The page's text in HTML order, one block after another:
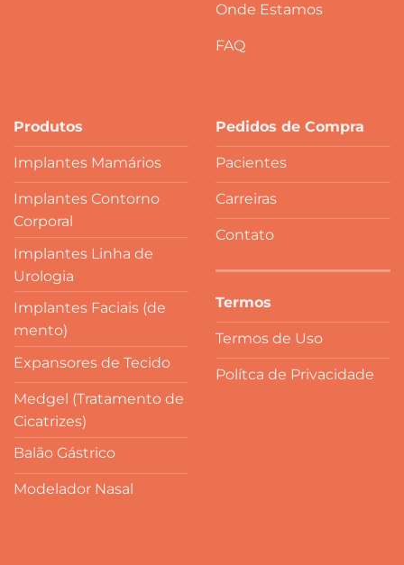
Onde Estamos
FAQ
Produtos
Implantes Mamários
Implantes Contorno
Corporal
Implantes Linha de
Urologia
Implantes Faciais (de
mento)
Expansores de Tecido
Medgel (Tratamento de
Cicatrizes)
Balão Gástrico
Modelador Nasal
Pedidos de Compra
Pacientes
Carreiras
Contato
Termos
Termos de Uso
Polítca de Privacidade